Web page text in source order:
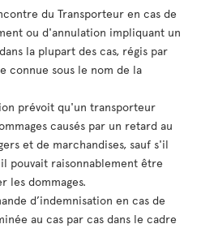
du Transporteur en cas de
ou d'annulation impliquant un
la plupart des cas, régis par
connue sous le nom de la
prévoit qu'un transporteur
causés par un retard au
et de marchandises, sauf s'il
pouvait raisonnablement être
les dommages.
d’indemnisation en cas de
au cas par cas dans le cadre